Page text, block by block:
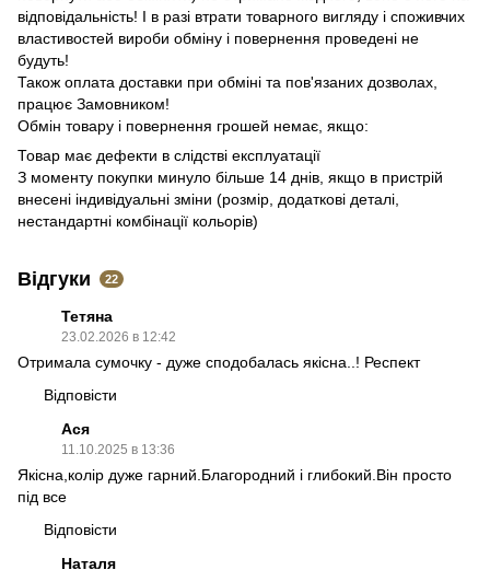
відповідальність! І в разі втрати товарного вигляду і споживчих
властивостей вироби обміну і повернення проведені не
будуть!
Також оплата доставки при обміні та пов'язаних дозволах,
працює Замовником!
Обмін товару і повернення грошей немає, якщо:
Товар має дефекти в слідстві експлуатації
З моменту покупки минуло більше 14 днів , якщо в пристрій
внесені індивідуальні зміни (розмір, додаткові деталі,
нестандартні комбінації кольорів)
Відгуки 22
Тетяна
23.02.2026 в 12:42
Отримала сумочку - дуже сподобалась якісна..! Респект
Відповісти
Ася
11.10.2025 в 13:36
Якісна,колір дуже гарний.Благородний і глибокий.Він просто
під все
Відповісти
Наталя